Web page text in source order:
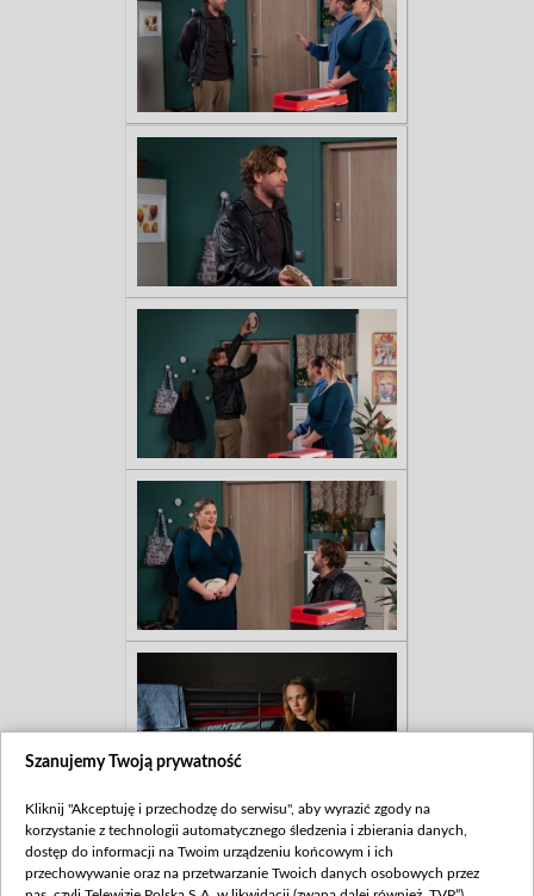
Szanujemy Twoją prywatność
Kliknij "Akceptuję i przechodzę do serwisu", aby wyrazić zgody na
korzystanie z technologii automatycznego śledzenia i zbierania danych,
dostęp do informacji na Twoim urządzeniu końcowym i ich
przechowywanie oraz na przetwarzanie Twoich danych osobowych przez